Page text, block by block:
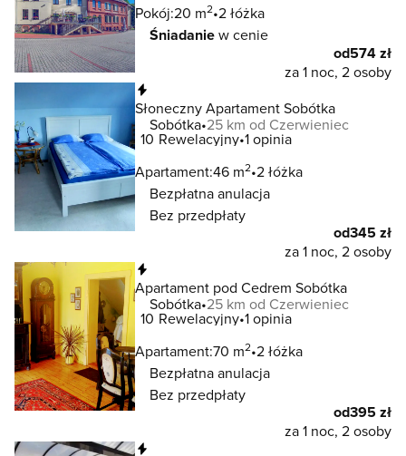
Pokój:20 m2 2 łóżka
Śniadaniew cenie
od574 zł
za 1 noc, 2 osoby
Słoneczny Apartament Sobótka
Sobótka 25 km od Czerwieniec
10 Rewelacyjny 1 opinia
Apartament:46 m2 2 łóżka
Bezpłatna anulacja
Bez przedpłaty
od345 zł
za 1 noc, 2 osoby
Apartament pod Cedrem Sobótka
Sobótka 25 km od Czerwieniec
10 Rewelacyjny 1 opinia
Apartament:70 m2 2 łóżka
Bezpłatna anulacja
Bez przedpłaty
od395 zł
za 1 noc, 2 osoby